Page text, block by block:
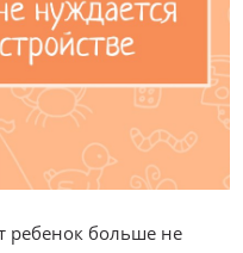
ребенок больше не